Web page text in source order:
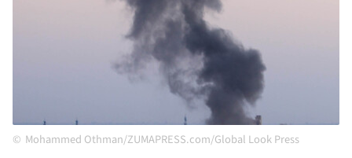
Mohammed Othman/ZUMAPRESS.com/Global Look Press